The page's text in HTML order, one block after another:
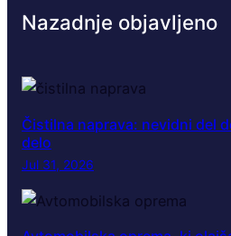
Nazadnje objavljeno
Čistilna naprava: nevidni del
delo
Jul 31, 2026